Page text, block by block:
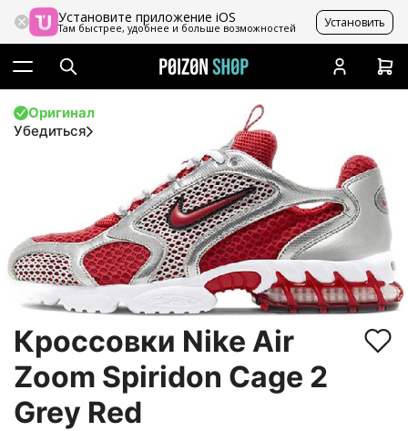
Установите приложение iOS
Там быстрее, удобнее и больше возможностей Установить
Оригинал
Убедиться
Кроссовки Nike Air
Zoom Spiridon Cage 2
Grey Red